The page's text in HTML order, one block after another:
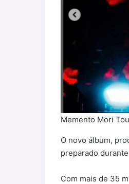
Memento Mori
O novo álbum,
preparado
Com mais de 35